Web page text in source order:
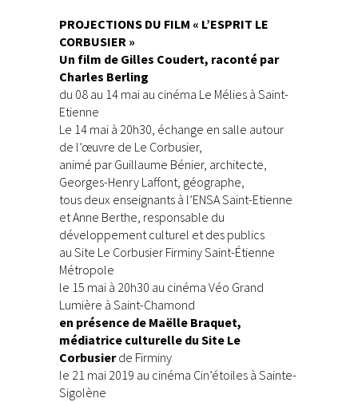
PROJECTIONS DU FILM « L’ESPRIT LE
CORBUSIER »
Un film de Gilles Coudert, raconté par
Charles Berling
du 08 au 14 mai au cinéma Le Mélies à Saint-
Etienne
Le 14 mai à 20h30, échange en salle autour
de l’œuvre de Le Corbusier,
animé par Guillaume Bénier, architecte,
Georges-Henry Laffont, géographe,
tous deux enseignants à l’ENSA Saint-Etienne
et Anne Berthe, responsable du
développement culturel et des publics
au Site Le Corbusier Firminy Saint-Étienne
Métropole
le 15 mai à 20h30 au cinéma Véo Grand
Lumière à Saint-Chamond
en présence de Maëlle Braquet,
médiatrice culturelle du Site Le
Corbusierde Firminy
le 21 mai 2019 au cinéma Cin’étoiles à Sainte-
Sigolène